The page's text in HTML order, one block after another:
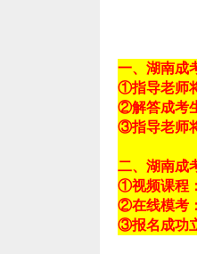
一、湖南成
①指导老师
②解答成考
③指导老师
二、湖南成
①视频课程
②在线模考
③报名成功